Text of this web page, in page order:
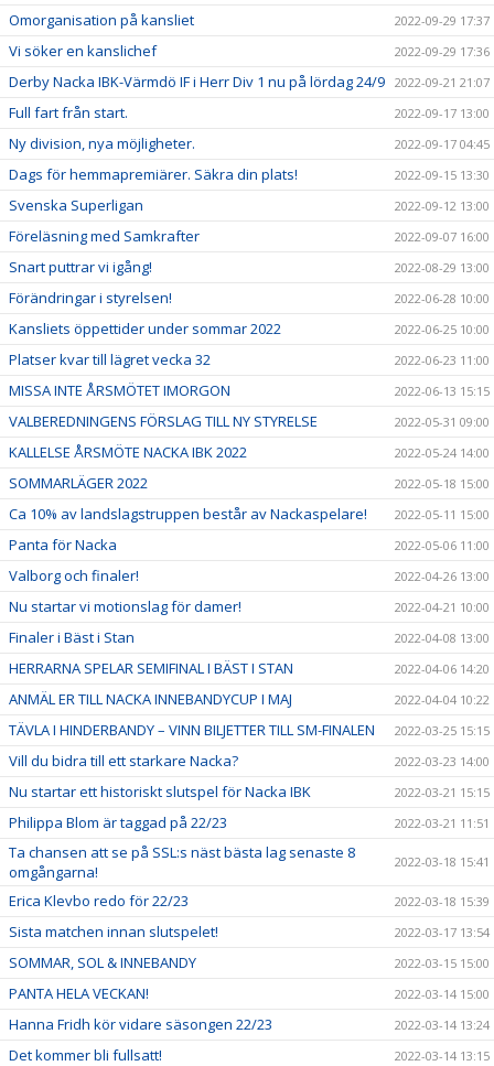
Omorganisation på kansliet
2022-09-29 17:37
Vi söker en kanslichef 2022-09-29 17:36
Derby Nacka IBK-Värmdö IF i Herr Div 1 nu på lördag 24/9 2022-09-21 21:07
Full fart från start. 2022-09-17 13:00
Ny division, nya möjligheter. 2022-09-17 04:45
Dags för hemmapremiärer. Säkra din plats! 2022-09-15 13:30
Svenska Superligan 2022-09-12 13:00
Föreläsning med Samkrafter 2022-09-07 16:00
Snart puttrar vi igång! 2022-08-29 13:00
Förändringar i styrelsen! 2022-06-28 10:00
Kansliets öppettider under sommar 2022 2022-06-25 10:00
Platser kvar till lägret vecka 32 2022-06-23 11:00
MISSA INTE ÅRSMÖTET IMORGON 2022-06-13 15:15
VALBEREDNINGENS FÖRSLAG TILL NY STYRELSE 2022-05-31 09:00
KALLELSE ÅRSMÖTE NACKA IBK 2022 2022-05-24 14:00
SOMMARLÄGER 2022 2022-05-18 15:00
Ca 10% av landslagstruppen består av Nackaspelare! 2022-05-11 15:00
Panta för Nacka 2022-05-06 11:00
Valborg och finaler! 2022-04-26 13:00
Nu startar vi motionslag för damer! 2022-04-21 10:00
Finaler i Bäst i Stan 2022-04-08 13:00
HERRARNA SPELAR SEMIFINAL I BÄST I STAN 2022-04-06 14:20
ANMÄL ER TILL NACKA INNEBANDYCUP I MAJ 2022-04-04 10:22
TÄVLA I HINDERBANDY – VINN BILJETTER TILL SM-FINALEN 2022-03-25 15:15
Vill du bidra till ett starkare Nacka? 2022-03-23 14:00
Nu startar ett historiskt slutspel för Nacka IBK 2022-03-21 15:15
Philippa Blom är taggad på 22/23 2022-03-21 11:51
Ta chansen att se på SSL:s näst bästa lag senaste 8
omgångarna!
2022-03-18 15:41
Erica Klevbo redo för 22/23 2022-03-18 15:39
Sista matchen innan slutspelet! 2022-03-17 13:54
SOMMAR, SOL & INNEBANDY 2022-03-15 15:00
PANTA HELA VECKAN! 2022-03-14 15:00
Hanna Fridh kör vidare säsongen 22/23 2022-03-14 13:24
Det kommer bli fullsatt! 2022-03-14 13:15